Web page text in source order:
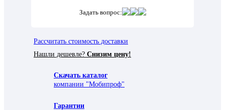
Задать вопрос:
Рассчитать стоимость доставки
Нашли дешевле? Снизим цену!
Скачать каталог
компании "Мобипроф"
Гарантии